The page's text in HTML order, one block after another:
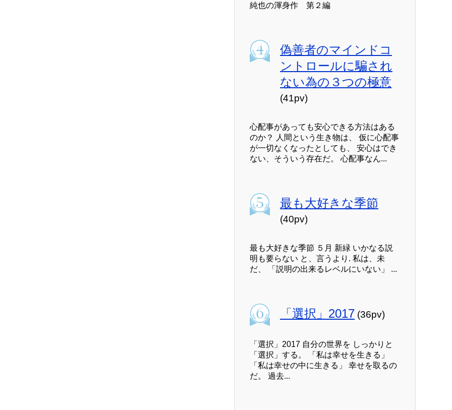
純也の渾身作 第２編
偽善者のマインドコ
ントロールに騙され
ない為の３つの極意
(41pv)
心配事があっても安心できる方法はある
のか？ 人間という生き物は、 仮に心配事
が一切なくなったとしても、 安心はでき
ない、そういう存在だ。 心配事なん...
最も大好きな季節
(40pv)
最も大好きな季節 ５月 新緑 いかなる説
明も要らない と、言うより. 私は、未
だ、 「説明の出来るレベルにいない」 ...
「選択」2017 (36pv)
「選択」2017 自分の世界を しっかりと
「選択」する。 「私は幸せを生きる」
「私は幸せの中に生きる」 幸せを取るの
だ。 過去...